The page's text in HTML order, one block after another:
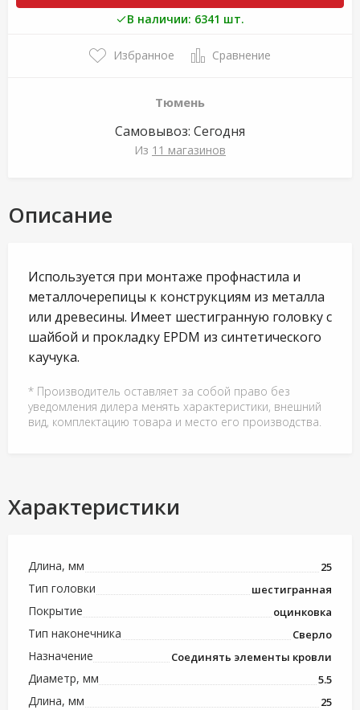
В наличии: 6341 шт.
Избранное Сравнение
Тюмень
Самовывоз: Сегодня
Из 11 магазинов
Описание
Используется при монтаже профнастила и
металлочерепицы к конструкциям из металла
или древесины. Имеет шестигранную головку с
шайбой и прокладку EPDM из синтетического
каучука.
* Производитель оставляет за собой право без
уведомления дилера менять характеристики, внешний
вид, комплектацию товара и место его производства.
Характеристики
Длина, мм 25
Тип головки шестигранная
Покрытие оцинковка
Тип наконечника Сверло
Назначение Соединять элементы кровли
Диаметр, мм 5.5
Длина, мм 25